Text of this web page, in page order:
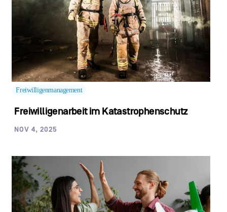
Freiwilligenmanagement
Freiwilligenarbeit im Katastrophenschutz
NOV 4, 2025